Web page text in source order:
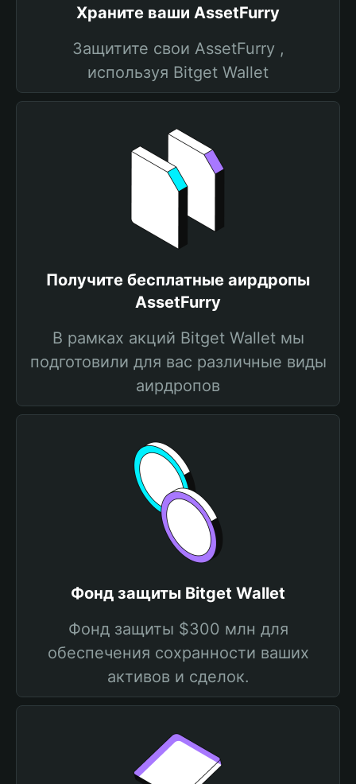
Храните ваши AssetFurry
Защитите свои AssetFurry ,
используя Bitget Wallet
Получите бесплатные аирдропы
AssetFurry
В рамках акций Bitget Wallet мы
подготовили для вас различные виды
аирдропов
Фонд защиты Bitget Wallet
Фонд защиты $300 млн для
обеспечения сохранности ваших
активов и сделок.